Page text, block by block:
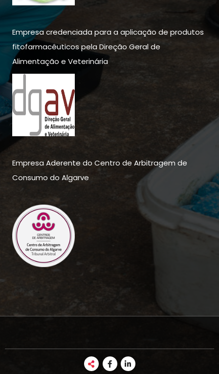
Empresa credenciada para a aplicação de produtos
fitofarmacêuticos pela Direção Geral de
Alimentação e Veterinária
Empresa Aderente do Centro de Arbitragem de
Consumo do Algarve